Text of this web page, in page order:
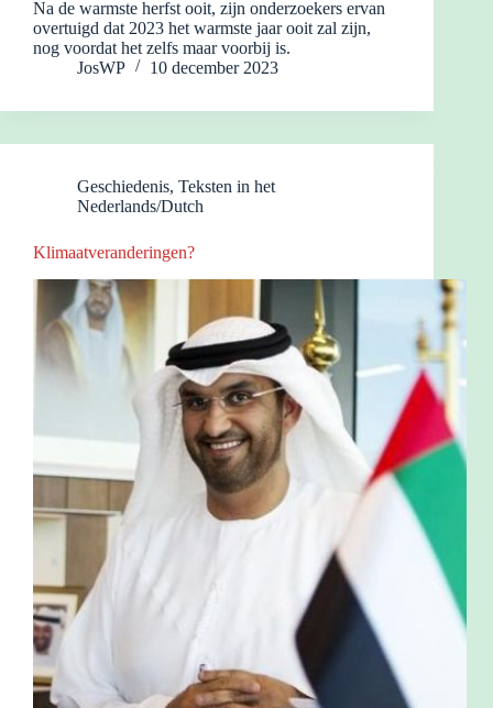
Na de warmste herfst ooit, zijn onderzoekers ervan
overtuigd dat 2023 het warmste jaar ooit zal zijn,
nog voordat het zelfs maar voorbij is.
JosWP
10 december 2023
Geschiedenis, Teksten in het
Nederlands/Dutch
Klimaatveranderingen?